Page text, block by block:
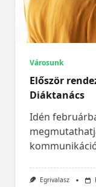
Városunk
Először
Diáktanács
Idén
Egrivalasz